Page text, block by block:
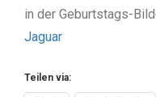
in der Geburtstags-
Jaguar
Teilen via: